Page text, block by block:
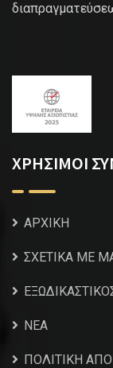
ΧΡΗΣΙΜΟΙ
ΑΡΧΙΚΗ
ΣΧΕΤΙΚΑ ΜΕ
NEA
ΠΟΛΙΤΙΚΗ